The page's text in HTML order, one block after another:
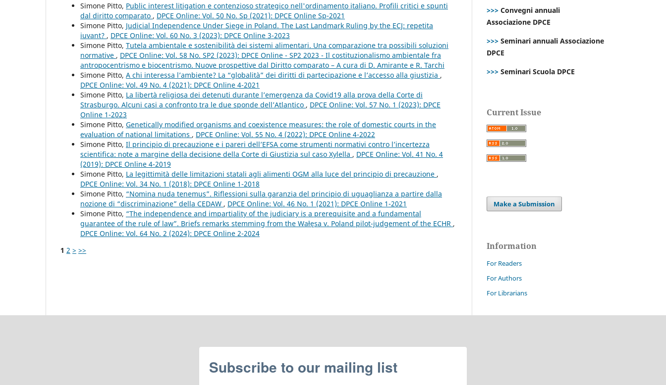
Simone Pitto, Public interest litigation e contenzioso strategico nell'ordinamento italiano. Profili critici e spunti
dal diritto comparato , DPCE Online: Vol. 50 No. Sp (2021): DPCE Online Sp-2021
Simone Pitto, Judicial Independence Under Siege in Poland. The Last Landmark Ruling by the ECJ: repetita
iuvant? , DPCE Online: Vol. 60 No. 3 (2023): DPCE Online 3-2023
Simone Pitto, Tutela ambientale e sostenibilità dei sistemi alimentari. Una comparazione tra possibili soluzioni
normative , DPCE Online: Vol. 58 No. SP2 (2023): DPCE Online - SP2 2023 - Il costituzionalismo ambientale fra
antropocentrismo e biocentrismo. Nuove prospettive dal Diritto comparato – A cura di D. Amirante e R. Tarchi
Simone Pitto, A chi interessa l’ambiente? La “globalità” dei diritti di partecipazione e l’accesso alla giustizia ,
DPCE Online: Vol. 49 No. 4 (2021): DPCE Online 4-2021
Simone Pitto, La libertà religiosa dei detenuti durante l’emergenza da Covid19 alla prova della Corte di
Strasburgo. Alcuni casi a confronto tra le due sponde dell’Atlantico , DPCE Online: Vol. 57 No. 1 (2023): DPCE
Online 1-2023
Simone Pitto, Genetically modified organisms and coexistence measures: the role of domestic courts in the
evaluation of national limitations , DPCE Online: Vol. 55 No. 4 (2022): DPCE Online 4-2022
Simone Pitto, Il principio di precauzione e i pareri dell’EFSA come strumenti normativi contro l’incertezza
scientifica: note a margine della decisione della Corte di Giustizia sul caso Xylella , DPCE Online: Vol. 41 No. 4
(2019): DPCE Online 4-2019
Simone Pitto, La legittimità delle limitazioni statali agli alimenti OGM alla luce del principio di precauzione ,
DPCE Online: Vol. 34 No. 1 (2018): DPCE Online 1-2018
Simone Pitto, “Nomina nuda tenemus”. Riflessioni sulla garanzia del principio di uguaglianza a partire dalla
nozione di “discriminazione” della CEDAW , DPCE Online: Vol. 46 No. 1 (2021): DPCE Online 1-2021
Simone Pitto, “The independence and impartiality of the judiciary is a prerequisite and a fundamental
guarantee of the rule of law”. Briefs remarks stemming from the Wałęsa v. Poland pilot-judgement of the ECHR ,
DPCE Online: Vol. 64 No. 2 (2024): DPCE Online 2-2024
1 2 > >>
>>> Convegni annuali
Associazione DPCE
>>> Seminari annuali Associazione
DPCE
>>> Seminari Scuola DPCE
Current Issue
Make a Submission
Information
For Readers
For Authors
For Librarians